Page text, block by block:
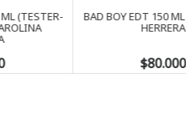
BAD BOY EDT 150 ML - CAROLINA